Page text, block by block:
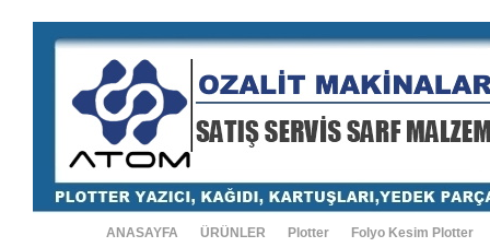
ANASAYFA ÜRÜNLER Plotter Folyo Kesim Plotter